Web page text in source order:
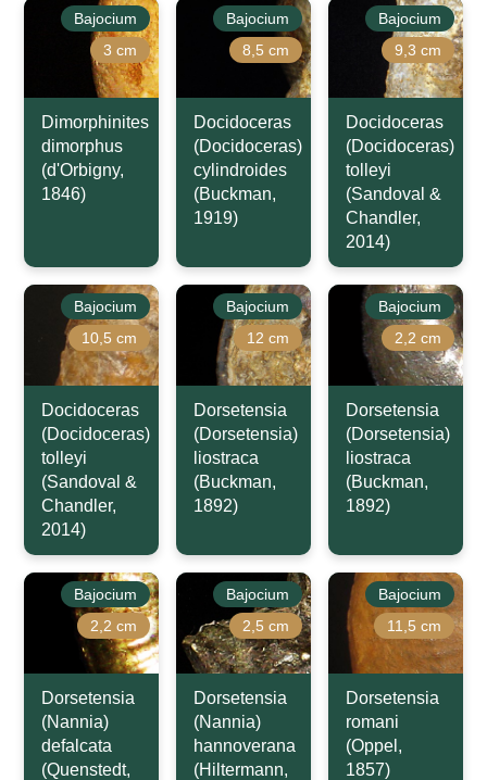
Bajocium
3 cm
Dimorphinites
dimorphus
(d'Orbigny,
1846)
Bajocium
8,5 cm
Docidoceras
(Docidoceras)
cylindroides
(Buckman,
1919)
Bajocium
9,3 cm
Docidoceras
(Docidoceras)
tolleyi
(Sandoval &
Chandler,
2014)
Bajocium
10,5 cm
Docidoceras
(Docidoceras)
tolleyi
(Sandoval &
Chandler,
2014)
Bajocium
12 cm
Dorsetensia
(Dorsetensia)
liostraca
(Buckman,
1892)
Bajocium
2,2 cm
Dorsetensia
(Dorsetensia)
liostraca
(Buckman,
1892)
Bajocium
2,2 cm
Dorsetensia
(Nannia)
defalcata
(Quenstedt,
Bajocium
2,5 cm
Dorsetensia
(Nannia)
hannoverana
(Hiltermann,
Bajocium
11,5 cm
Dorsetensia
romani
(Oppel,
1857)